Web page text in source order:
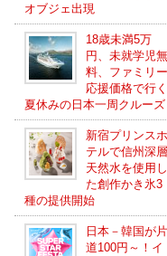
オブジェ出現
18歳未満5万
円、未就学児無
料、ファミリー
応援価格で行く
夏休みの日本一周クルーズ
新宿プリンスホ
テルで信州深層
天然水を使用し
た創作かき氷3
種の提供開始
日本－韓国が片
道100円～！イ